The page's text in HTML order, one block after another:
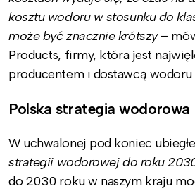
kosztu wodoru w stosunku do
może być znacznie krótszy–
Products, firmy, która jest
producentem i dostawcą wodoru
Polska strategia wodorowa
W uchwalonej pod koniec
strategii wodorowej do roku
do 2030 roku w naszym kraju